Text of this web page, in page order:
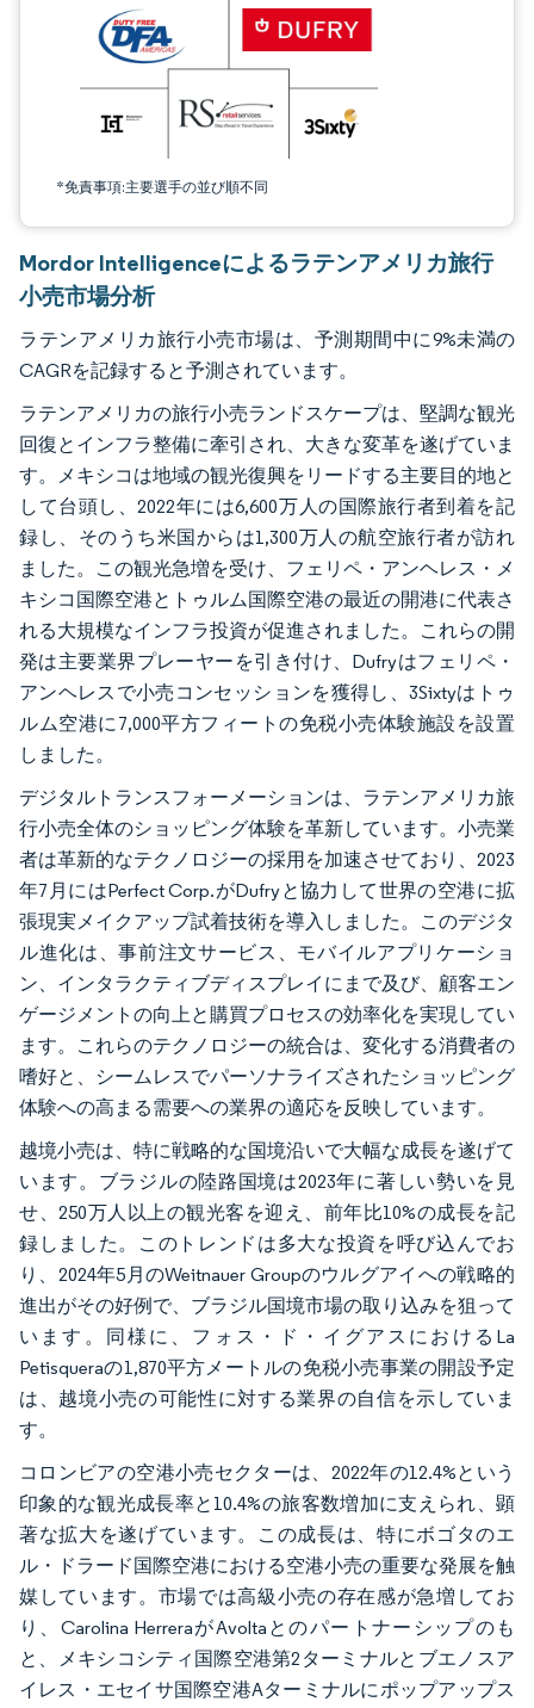
*免責事項:主要選手の並び順不同
Mordor Intelligenceによるラテンアメリカ旅行
小売市場分析
ラテンアメリカ旅行小売市場は、予測期間中に9%未満の
CAGRを記録すると予測されています。
ラテンアメリカの旅行小売ランドスケープは、堅調な観光
回復とインフラ整備に牽引され、大きな変革を遂げていま
す。メキシコは地域の観光復興をリードする主要目的地と
して台頭し、2022年には6,600万人の国際旅行者到着を記
録し、そのうち米国からは1,300万人の航空旅行者が訪れ
ました。この観光急増を受け、フェリペ・アンヘレス・メ
キシコ国際空港とトゥルム国際空港の最近の開港に代表さ
れる大規模なインフラ投資が促進されました。これらの開
発は主要業界プレーヤーを引き付け、Dufryはフェリペ・
アンヘレスで小売コンセッションを獲得し、3Sixtyはトゥ
ルム空港に7,000平方フィートの免税小売体験施設を設置
しました。
デジタルトランスフォーメーションは、ラテンアメリカ旅
行小売全体のショッピング体験を革新しています。小売業
者は革新的なテクノロジーの採用を加速させており、2023
年7月にはPerfect Corp.がDufryと協力して世界の空港に拡
張現実メイクアップ試着技術を導入しました。このデジタ
ル進化は、事前注文サービス、モバイルアプリケーショ
ン、インタラクティブディスプレイにまで及び、顧客エン
ゲージメントの向上と購買プロセスの効率化を実現してい
ます。これらのテクノロジーの統合は、変化する消費者の
嗜好と、シームレスでパーソナライズされたショッピング
体験への高まる需要への業界の適応を反映しています。
越境小売は、特に戦略的な国境沿いで大幅な成長を遂げて
います。ブラジルの陸路国境は2023年に著しい勢いを見
せ、250万人以上の観光客を迎え、前年比10%の成長を記
録しました。このトレンドは多大な投資を呼び込んでお
り、2024年5月のWeitnauer Groupのウルグアイへの戦略的
進出がその好例で、ブラジル国境市場の取り込みを狙って
います。同様に、フォス・ド・イグアスにおけるLa
Petisqueraの1,870平方メートルの免税小売事業の開設予定
は、越境小売の可能性に対する業界の自信を示していま
す。
コロンビアの空港小売セクターは、2022年の12.4%という
印象的な観光成長率と10.4%の旅客数増加に支えられ、顕
著な拡大を遂げています。この成長は、特にボゴタのエ
ル・ドラード国際空港における空港小売の重要な発展を触
媒しています。市場では高級小売の存在感が急増してお
り、Carolina HerreraがAvoltaとのパートナーシップのも
と、メキシコシティ国際空港第2ターミナルとブエノスア
イレス・エセイサ国際空港Aターミナルにポップアップス